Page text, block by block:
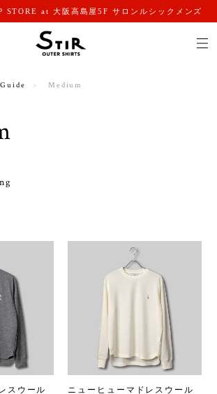
STORE at 大阪高島屋5F サロンルシックメンズ
Medium
スウール
ニューヒューマドレスウール